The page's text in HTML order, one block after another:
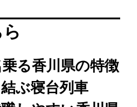
る香川県の特徴
ぶ寝台列車